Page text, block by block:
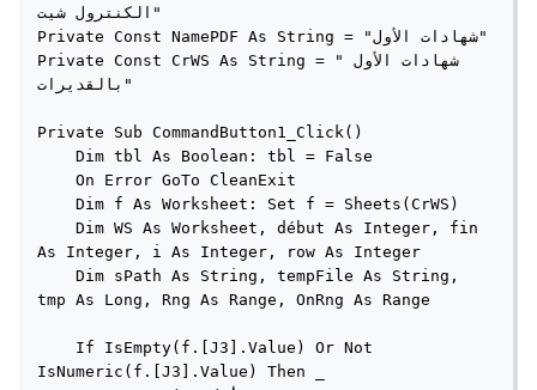
الكنترول شيت"
Private Const NamePDF As String = "شهادات الأول"
Private Const CrWS As String = "شهادات الأول
بالقديرات"
Private Sub CommandButton1_Click()
    Dim tbl As Boolean: tbl = False
    On Error GoTo CleanExit
    Dim f As Worksheet: Set f = Sheets(CrWS)
    Dim WS As Worksheet, début As Integer, fin
As Integer, i As Integer, row As Integer
    Dim sPath As String, tempFile As String,
tmp As Long, Rng As Range, OnRng As Range
    If IsEmpty(f.[J3].Value) Or Not
IsNumeric(f.[J3].Value) Then _